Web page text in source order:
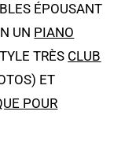
ÉPOUSANT
UN PIANO
TRÈS CLUB
ET
POUR